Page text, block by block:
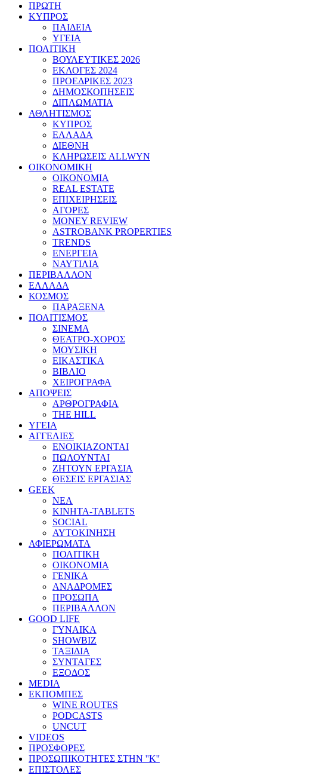
ΠΡΩΤΗ
ΚΥΠΡΟΣ
ΠΑΙΔΕΙΑ
ΥΓΕΙΑ
ΠΟΛΙΤΙΚΗ
ΒΟΥΛΕΥΤΙΚΕΣ 2026
ΕΚΛΟΓΕΣ 2024
ΠΡΟΕΔΡΙΚΕΣ 2023
ΔΗΜΟΣΚΟΠΗΣΕΙΣ
ΔΙΠΛΩΜΑΤΙΑ
ΑΘΛΗΤΙΣΜΟΣ
ΚΥΠΡΟΣ
ΕΛΛΑΔΑ
ΔΙΕΘΝΗ
ΚΛΗΡΩΣΕΙΣ ALLWYN
ΟΙΚΟΝΟΜΙΚΗ
ΟΙΚΟΝΟΜΙΑ
REAL ESTATE
ΕΠΙΧΕΙΡΗΣΕΙΣ
ΑΓΟΡΕΣ
MONEY REVIEW
ASTROBANK PROPERTIES
TRENDS
ΕΝΕΡΓΕΙΑ
ΝΑΥΤΙΛΙΑ
ΠΕΡΙΒΑΛΛΟΝ
ΕΛΛΑΔΑ
ΚΟΣΜΟΣ
ΠΑΡΑΞΕΝΑ
ΠΟΛΙΤΙΣΜΟΣ
ΣΙΝΕΜΑ
ΘΕΑΤΡΟ-ΧΟΡΟΣ
ΜΟΥΣΙΚΗ
ΕΙΚΑΣΤΙΚΑ
ΒΙΒΛΙΟ
ΧΕΙΡΟΓΡΑΦΑ
ΑΠΟΨΕΙΣ
ΑΡΘΡΟΓΡΑΦΙΑ
THE HILL
ΥΓΕΙΑ
ΑΓΓΕΛΙΕΣ
ΕΝΟΙΚΙΑΖΟΝΤΑΙ
ΠΩΛΟΥΝΤΑΙ
ΖΗΤΟΥΝ ΕΡΓΑΣΙΑ
ΘΕΣΕΙΣ ΕΡΓΑΣΙΑΣ
GEEK
ΝΕΑ
ΚΙΝΗΤΑ-TABLETS
SOCIAL
ΑΥΤΟΚΙΝΗΣΗ
ΑΦΙΕΡΩΜΑΤΑ
ΠΟΛΙΤΙΚΗ
ΟΙΚΟΝΟΜΙΑ
ΓΕΝΙΚΑ
ΑΝΑΔΡΟΜΕΣ
ΠΡΟΣΩΠΑ
ΠΕΡΙΒΑΛΛΟΝ
GOOD LIFE
ΓΥΝΑΙΚΑ
SHOWBIZ
ΤΑΞΙΔΙΑ
ΣΥΝΤΑΓΕΣ
ΕΞΟΔΟΣ
MEDIA
ΕΚΠΟΜΠΕΣ
WINE ROUTES
PODCASTS
UNCUT
VIDEOS
ΠΡΟΣΦΟΡΕΣ
ΠΡΟΣΩΠΙΚΟΤΗΤΕΣ ΣΤΗΝ ''Κ''
ΕΠΙΣΤΟΛΕΣ